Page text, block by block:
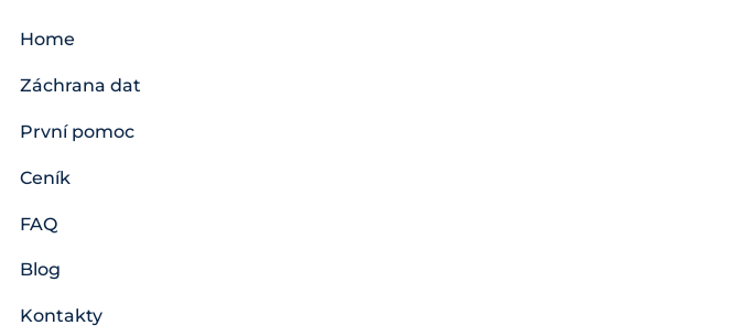
Home
Záchrana dat
První pomoc
Ceník
FAQ
Blog
Kontakty